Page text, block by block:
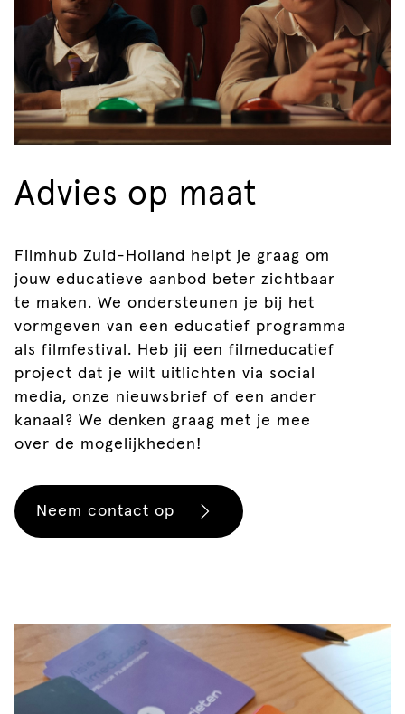
Advies op maat
Filmhub Zuid-Holland helpt je graag om
jouw educatieve aanbod beter zichtbaar
te maken. We ondersteunen je bij het
vormgeven van een educatief programma
als filmfestival. Heb jij een filmeducatief
project dat je wilt uitlichten via social
media, onze nieuwsbrief of een ander
kanaal? We denken graag met je mee
over de mogelijkheden!
Neem contact op